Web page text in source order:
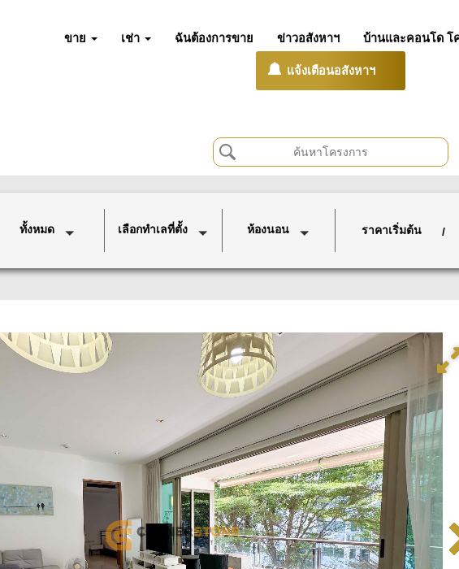
ขาย เช่า ฉันต้องการขาย ข่าวอสังหาฯ บ้านและคอนโด โ
แจ้งเตือนอสังหาฯ
ทั้งหมด เลือกทำเลที่ตั้ง ห้องนอน ราคาเริ่มต้น /